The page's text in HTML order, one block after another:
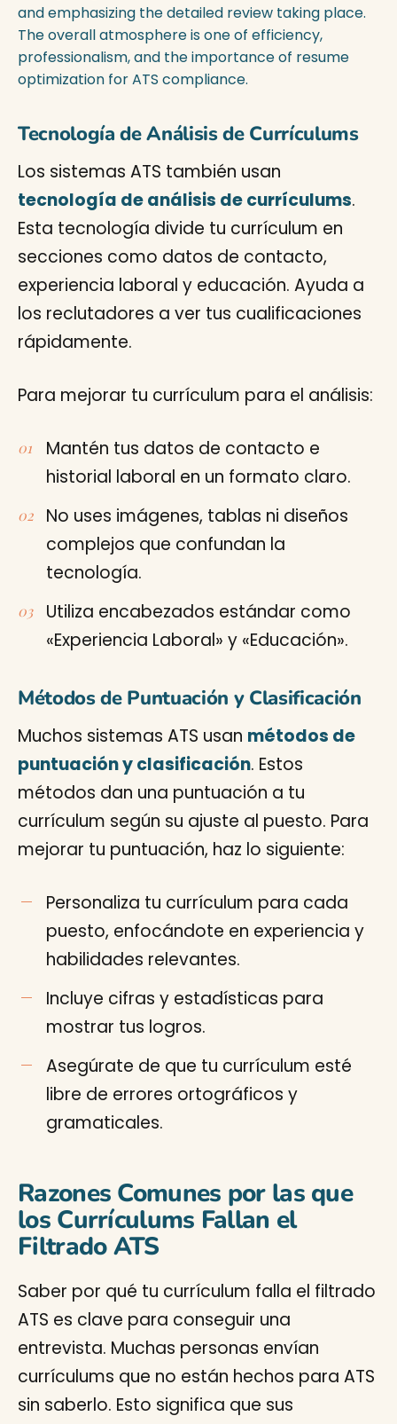
Tecnología de Análisis de Currículums
Los sistemas ATS también usan
tecnología de análisis de currículums.
Esta tecnología divide tu currículum en
secciones como datos de contacto,
experiencia laboral y educación. Ayuda a
los reclutadores a ver tus cualificaciones
rápidamente.
Para mejorar tu currículum para el análisis:
Mantén tus datos de contacto e
historial laboral en un formato claro.
No uses imágenes, tablas ni diseños
complejos que confundan la
tecnología.
Utiliza encabezados estándar como
«Experiencia Laboral» y «Educación».
Métodos de Puntuación y Clasificación
Muchos sistemas ATS usan métodos de
puntuación y clasificación. Estos
métodos dan una puntuación a tu
currículum según su ajuste al puesto. Para
mejorar tu puntuación, haz lo siguiente:
Personaliza tu currículum para cada
puesto, enfocándote en experiencia y
habilidades relevantes.
Incluye cifras y estadísticas para
mostrar tus logros.
Asegúrate de que tu currículum esté
libre de errores ortográficos y
gramaticales.
Razones Comunes por las que
los Currículums Fallan el
Filtrado ATS
Saber por qué tu currículum falla el filtrado
ATS es clave para conseguir una
entrevista. Muchas personas envían
currículums que no están hechos para ATS
sin saberlo. Esto significa que sus